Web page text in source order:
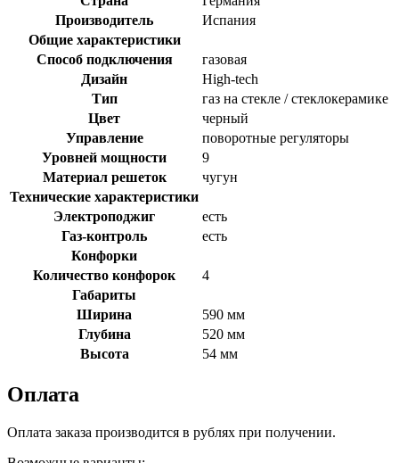
Производитель
Испания
Общие характеристики
Способ подключения
газовая
Дизайн
High-tech
Тип
газ на стекле / стеклокерамике
Цвет
черный
Управление
поворотные регуляторы
Уровней мощности
9
Материал решеток
чугун
Технические характеристики
Электроподжиг
есть
Газ-контроль
есть
Конфорки
Количество конфорок
4
Габариты
Ширина
590 мм
Глубина
520 мм
Высота
54 мм
Оплата
Оплата заказа производится в рублях при получении.